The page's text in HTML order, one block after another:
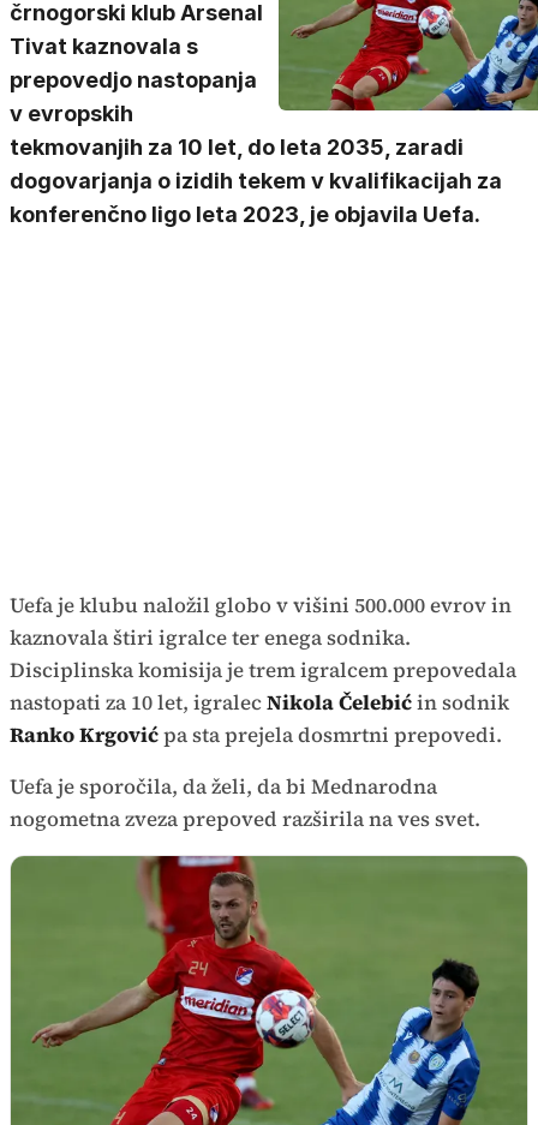
črnogorski klub Arsenal
Tivat kaznovala s
prepovedjo nastopanja
v evropskih
tekmovanjih za 10 let, do leta 2035, zaradi
dogovarjanja o izidih tekem v kvalifikacijah za
konferenčno ligo leta 2023, je objavila Uefa.
Uefa je klubu naložil globo v višini 500.000 evrov in
kaznovala štiri igralce ter enega sodnika.
Disciplinska komisija je trem igralcem prepovedala
nastopati za 10 let, igralecNikola Čelebićin sodnik
Ranko Krgovićpa sta prejela dosmrtni prepovedi.
Uefa je sporočila, da želi, da bi Mednarodna
nogometna zveza prepoved razširila na ves svet.